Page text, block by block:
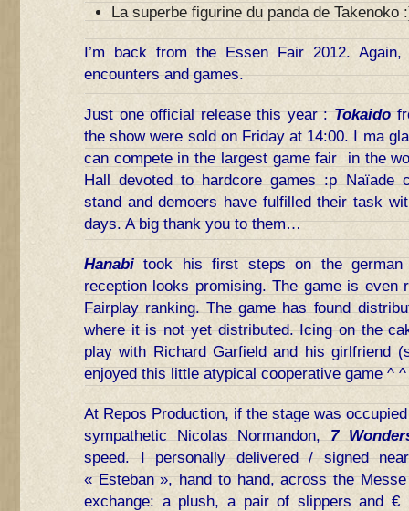
La superbe figurine du panda de Takenoko
I’m back from the Essen Fair 2012.
encounters and games.
Just one official release this year :Tokaido
the show were sold on Friday at 14:00. I ma
can compete in the largest game fair in the
Hall devoted to hardcore games :p Naïade
stand and demoers have fulfilled their task
days. A big thank you to them…
Hanabitook his first steps on the german
reception looks promising. The game is even
Fairplay ranking. The game has found
where it is not yet distributed. Icing on the
play with Richard Garfield and his girlfriend
enjoyed this little atypical cooperative game ^ ^
At Repos Production, if the stage was
sympathetic Nicolas Normandon,7
speed. I personally delivered / signed
« Esteban », hand to hand, across the
exchange: a plush, a pair of slippers and